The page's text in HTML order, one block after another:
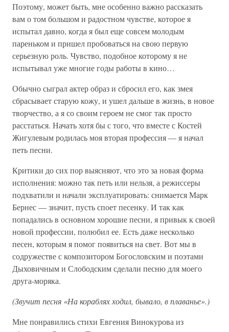
Поэтому, может быть, мне особенно важно рассказать
вам о том большом и радостном чувстве, которое я
испытал давно, когда я был еще совсем молодым
пареньком и пришел пробоваться на свою первую
серьезную роль. Чувство, подобное которому я не
испытывал уже многие годы работы в кино…
Обычно сыграл актер образ и сбросил его, как змея
сбрасывает старую кожу, и ушел дальше в жизнь, в новое
творчество, а я со своим героем не смог так просто
расстаться. Начать хотя бы с того, что вместе с Костей
Жигулевым родилась моя вторая профессия — я начал
петь песни.
Критики до сих пор выясняют, что это за новая форма
исполнения: можно так петь или нельзя, а режиссеры
подхватили и начали эксплуатировать: снимается Марк
Бернес — значит, пусть споет песенку. И так как
попадались в основном хорошие песни, я привык к своей
новой профессии, полюбил ее. Есть даже несколько
песен, которым я помог появиться на свет. Вот мы в
содружестве с композитором Богословским и поэтами
Дыховичным и Слободским сделали песню для моего
друга-моряка.
(Звучит песня «На кораблях ходил, бывало, в плаванье».)
Мне понравились стихи Евгения Винокурова из